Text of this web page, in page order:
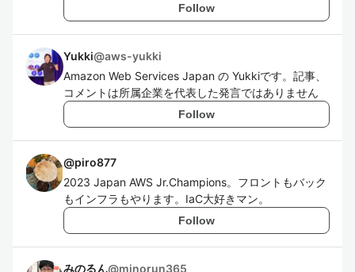
Follow
Yukki@aws-yukki
Amazon Web Services Japan の Yukkiです。記事、
コメントは所属企業を代表した発言ではありません
Follow
@piro877
2023 Japan AWS Jr.Champions。フロントもバック
もインフラもやります。IaC大好きマン。
Follow
みのるん@minorun365